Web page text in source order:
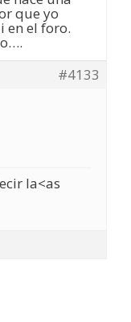
que yo
en el foro.
#4133
la<as